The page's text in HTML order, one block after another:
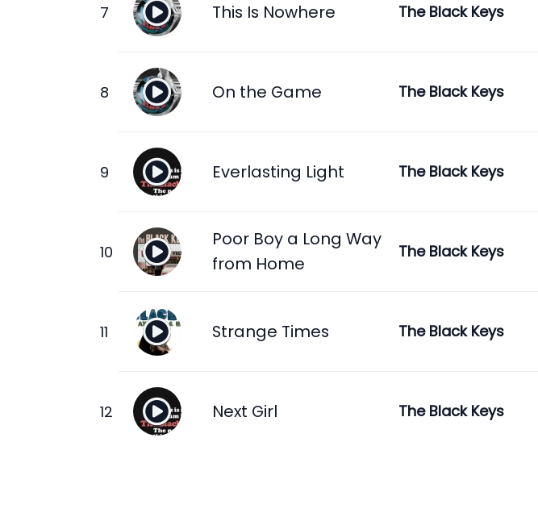
This Is Nowhere The Black Keys
On the Game The Black Keys
Everlasting Light The Black Keys
Poor Boy a Long Way
from Home
The Black Keys
Strange Times The Black Keys
Next Girl The Black Keys